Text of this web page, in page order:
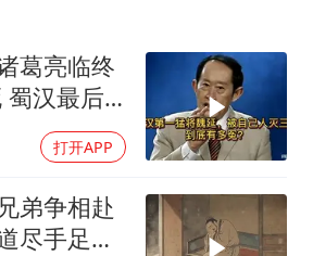
西贝创始人贾国龙押注鲜羊赛道
几元成本 千万市值蒸发
人民的健康、体质、幸福一脉相承
葛亮临终
蜀汉最后
打开APP
弟争相赴
尽手足真